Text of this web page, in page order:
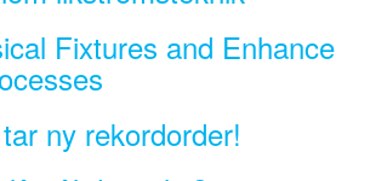
Fixtures and Enhance
ny rekordorder!